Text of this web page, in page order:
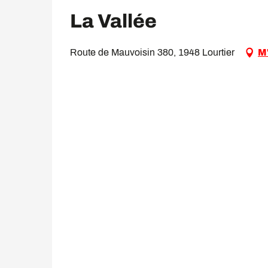
La Vallée
Route de Mauvoisin 380, 1948 Lourtier